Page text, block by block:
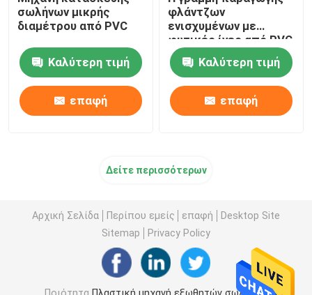
Πλαστικό χαλί που κατασκευάζει τη μηχανή
Ζαρωμένη PE γραμμή παραγωγής σωλήνων
σωλήνων μικρής
διαμέτρου από PVC
Καλύτερη τιμή
επαφή
φλάντζων
ενισχυμένων με
φυτικές ίνες από PVC
Καλύτερη τιμή
επαφή
Δείτε περισσότερων
Αρχική Σελίδα Περίπου εμείς επαφή
Desktop Site
Sitemap
Privacy Policy